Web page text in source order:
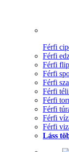
Férfi
Férfi
Férfi
Férfi
Férfi
Férfi téli
Férfi
Férfi
Férfi
Férfi
Láss